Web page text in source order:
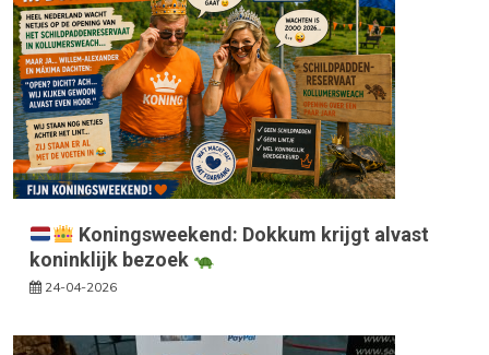
Koningsweekend: Dokkum krijgt alvast
koninklijk bezoek
24-04-2026